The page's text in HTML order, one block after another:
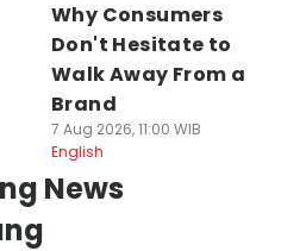
Why Consumers
Don't Hesitate to
Walk Away From a
Brand
7 Aug 2026, 11:00 WIB
English
News